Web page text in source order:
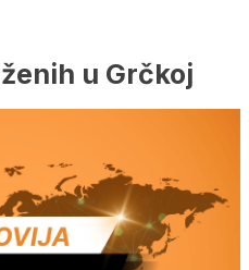
u Grčkoj